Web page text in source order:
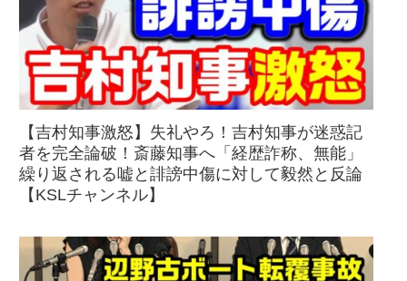
【吉村知事激怒】失礼やろ！吉村知事が迷惑記
者を完全論破！斎藤知事へ「経歴詐称、無能」
繰り返される嘘と誹謗中傷に対して毅然と反論
【KSLチャンネル】